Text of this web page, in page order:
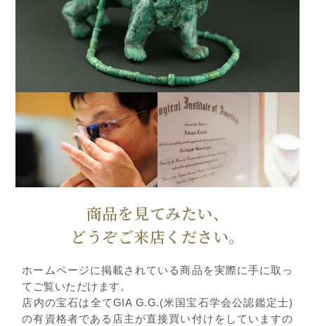
商品を見てみたい、
どうぞご来店ください。
ホームページに掲載されている商品を実際に手に取っ
てご覧いただけます。
店内の宝石は全てGIA G.G.(米国宝石学会公認鑑定士)
の有資格者である店主が直接買い付けをしていますの